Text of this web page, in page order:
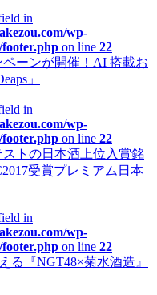
in
wp-
footer.php on line 22
ーンが開催！AI 搭載お
」
in
wp-
footer.php on line 22
トの日本酒上位入賞銘
受賞プレミアム日本
in
wp-
footer.php on line 22
る『NGT48×菊水酒造』